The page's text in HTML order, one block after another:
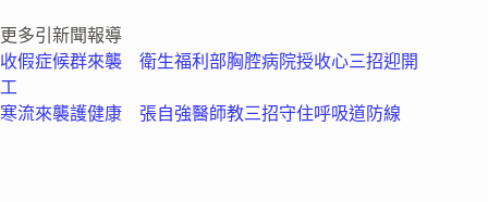
更多引新聞報導
收假症候群來襲 衛生福利部胸腔病院授收心三招迎開
工
寒流來襲護健康 張自強醫師教三招守住呼吸道防線